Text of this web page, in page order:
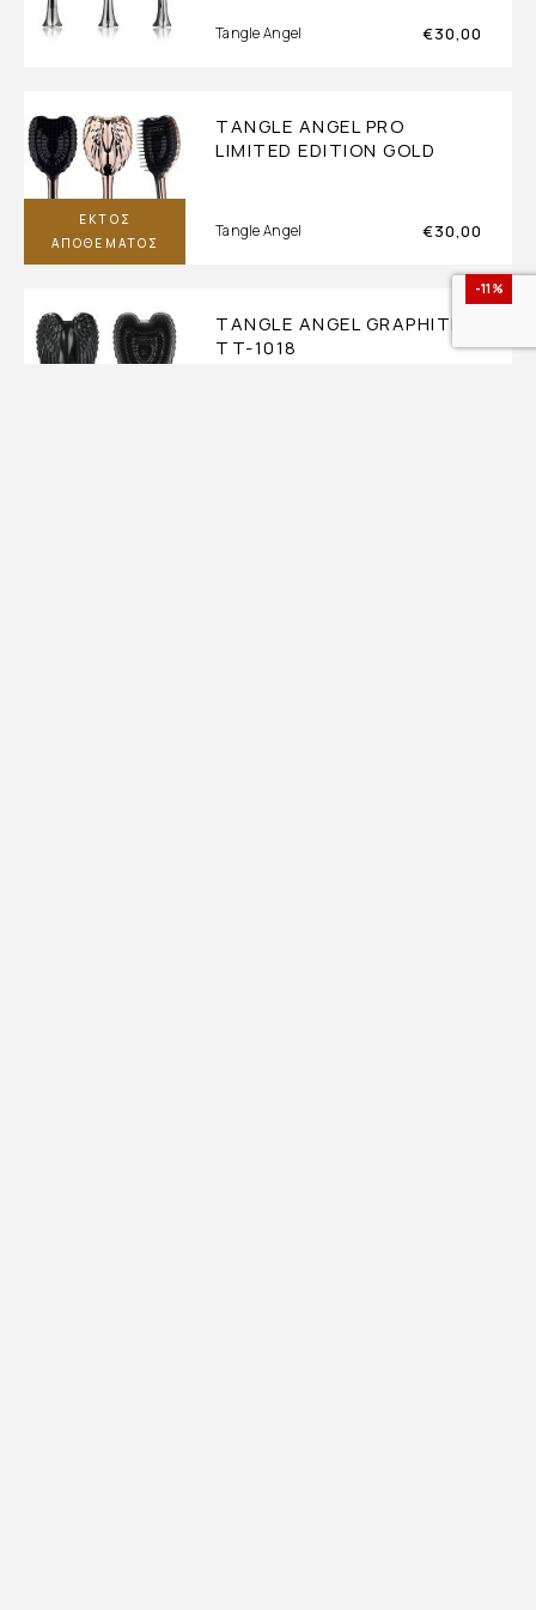
Tangle Angel €30,00
ΕΚΤΌΣ
ΑΠΟΘΈΜΑΤΟΣ
TANGLE ANGEL PRO
LIMITED EDITION GOLD
Tangle Angel €30,00
-11%
TANGLE ANGEL GRAPHITE
TT-1018